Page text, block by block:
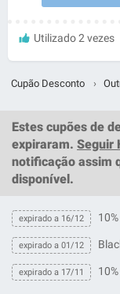
Utilizado 2 vezes
Cupão Desconto ›
Estes cupões de
expiraram. Seguir
notificação assim
disponível.
expirado a 16/12
expirado a 01/12
expirado a 17/11